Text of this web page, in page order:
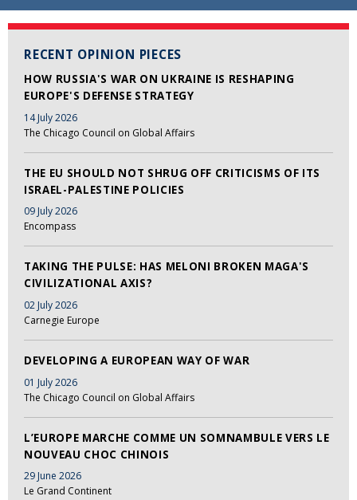
RECENT OPINION PIECES
HOW RUSSIA'S WAR ON UKRAINE IS RESHAPING
EUROPE'S DEFENSE STRATEGY
14 July 2026
The Chicago Council on Global Affairs
THE EU SHOULD NOT SHRUG OFF CRITICISMS OF ITS
ISRAEL-PALESTINE POLICIES
09 July 2026
Encompass
TAKING THE PULSE: HAS MELONI BROKEN MAGA'S
CIVILIZATIONAL AXIS?
02 July 2026
Carnegie Europe
DEVELOPING A EUROPEAN WAY OF WAR
01 July 2026
The Chicago Council on Global Affairs
L’EUROPE MARCHE COMME UN SOMNAMBULE VERS LE
NOUVEAU CHOC CHINOIS
29 June 2026
Le Grand Continent